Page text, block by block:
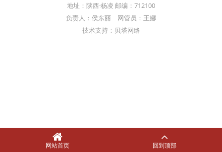
地址：陕西·杨凌 邮编：712100
负责人：侯东丽 网管员：王娜
技术支持：贝塔网络
网站首页 回到顶部